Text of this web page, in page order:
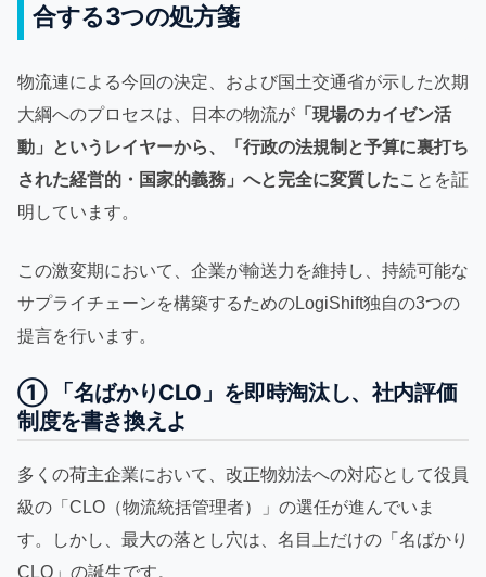
合する3つの処方箋
物流連による今回の決定、および国土交通省が示した次期
大綱へのプロセスは、日本の物流が 「現場のカイゼン活
動」というレイヤーから、「行政の法規制と予算に裏打ち
された経営的・国家的義務」へと完全に変質したことを証
明しています。
この激変期において、企業が輸送力を維持し、持続可能な
サプライチェーンを構築するためのLogiShift独自の3つの
提言を行います。
① 「名ばかりCLO」を即時淘汰し、社内評価
制度を書き換えよ
多くの荷主企業において、改正物効法への対応として役員
級の「CLO（物流統括管理者）」の選任が進んでいま
す。しかし、最大の落とし穴は、名目上だけの「名ばかり
CLO」の誕生です。